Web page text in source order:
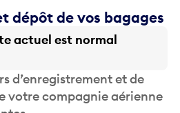
dépôt de vos bagages
actuel est normal
d’enregistrement et de
votre compagnie aérienne